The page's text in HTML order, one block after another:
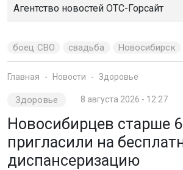
Агентство новостей ОТС-Горсайт
боец СВО свадьба Новосибирск
Главная Новости Здоровье
Здоровье 8 августа 2026 - 12:27
Новосибирцев старше
пригласили на
диспансеризацию